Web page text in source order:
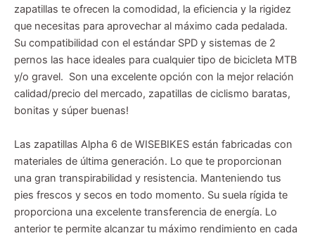
zapatillas te ofrecen la comodidad, la eficiencia y la rigidez
que necesitas para aprovechar al máximo cada pedalada.
Su compatibilidad con el estándar SPD y sistemas de 2
pernos las hace ideales para cualquier tipo de bicicleta MTB
y/o gravel. Son una excelente opción con la mejor relación
calidad/precio del mercado, zapatillas de ciclismo baratas,
bonitas y súper buenas!
Las zapatillas Alpha 6 de WISEBIKES están fabricadas con
materiales de última generación. Lo que te proporcionan
una gran transpirabilidad y resistencia. Manteniendo tus
pies frescos y secos en todo momento. Su suela rígida te
proporciona una excelente transferencia de energía. Lo
anterior te permite alcanzar tu máximo rendimiento en cada